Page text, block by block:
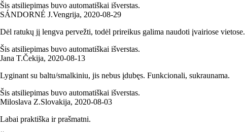
Šis atsiliepimas buvo automatiškai išverstas.
SÁNDORNÉ J.Vengrija, 2020‑08‑29
Dėl ratukų jį lengva pervežti, todėl prireikus galima naudoti įvairiose vietose.
Šis atsiliepimas buvo automatiškai išverstas.
Jana T.Čekija, 2020‑08‑13
Lyginant su baltu/smalkiniu, jis nebus įdubęs. Funkcionali, sukraunama.
Šis atsiliepimas buvo automatiškai išverstas.
Miloslava Z.Slovakija, 2020‑08‑03
Labai praktiška ir prašmatni.